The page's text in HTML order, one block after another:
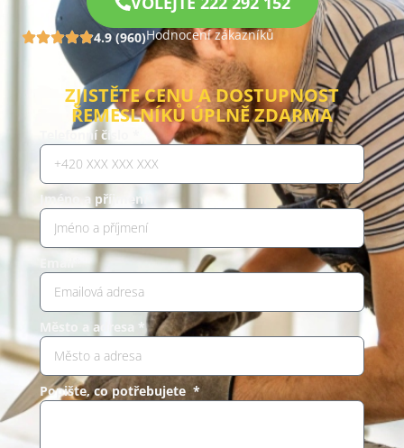
4.9 (960)Hodnocení zákazníků
ZJISTĚTE CENU A DOSTUPNOST
ŘEMESLNÍKŮ ÚPLNĚ ZDARMA
Telefonní číslo *
Jméno a příjmení*
Město a adresa *
Popište, co potřebujete *